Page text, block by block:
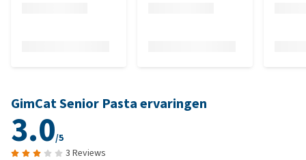
GimCat Senior Pasta ervaringen
3.0/5
3 Reviews